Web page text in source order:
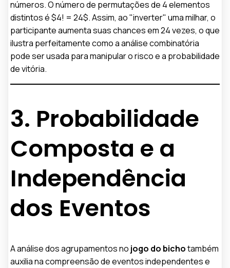
números. O número de permutações de 4 elementos
distintos é $4! = 24$. Assim, ao "inverter" uma milhar, o
participante aumenta suas chances em 24 vezes, o que
ilustra perfeitamente como a análise combinatória
pode ser usada para manipular o risco e a probabilidade
de vitória.
3. Probabilidade
Composta e a
Independência
dos Eventos
A análise dos agrupamentos no jogo do bichotambém
auxilia na compreensão de eventos independentes e